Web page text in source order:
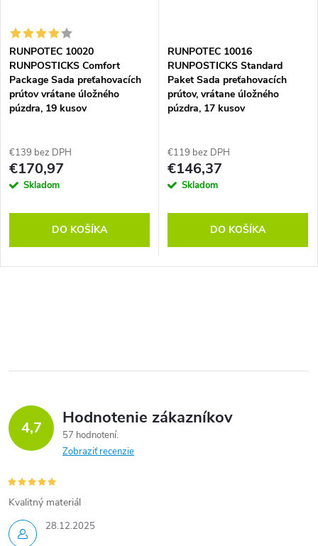
RUNPOTEC 10020
RUNPOSTICKS Comfort
Package Sada preťahovacích
prútov vrátane úložného
púzdra, 19 kusov
€139 bez DPH
€170,97
Skladom
DO KOŠÍKA
RUNPOTEC 10016
RUNPOSTICKS Standard
Paket Sada preťahovacích
prútov, vrátane úložného
púzdra, 17 kusov
€119 bez DPH
€146,37
Skladom
DO KOŠÍKA
4,7 Hodnotenie zákazníkov
57 hodnotení
Zobraziť recenzie
28.12.2025
Kvalitný materiál